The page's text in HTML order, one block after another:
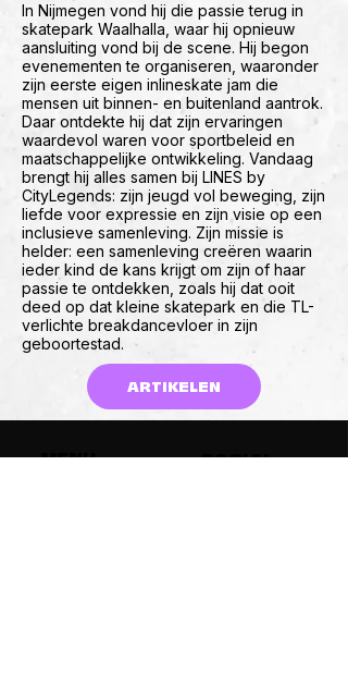
In Nijmegen vond hij die passie terug in
skatepark Waalhalla, waar hij opnieuw
aansluiting vond bij de scene. Hij begon
evenementen te organiseren, waaronder
zijn eerste eigen inlineskate jam die
mensen uit binnen- en buitenland aantrok.
Daar ontdekte hij dat zijn ervaringen
waardevol waren voor sportbeleid en
maatschappelijke ontwikkeling. Vandaag
brengt hij alles samen bij LINES by
CityLegends: zijn jeugd vol beweging, zijn
liefde voor expressie en zijn visie op een
inclusieve samenleving. Zijn missie is
helder: een samenleving creëren waarin
ieder kind de kans krijgt om zijn of haar
passie te ontdekken, zoals hij dat ooit
deed op dat kleine skatepark en die TL-
verlichte breakdancevloer in zijn
geboortestad.
ARTIKELEN
MENU SOCIAL